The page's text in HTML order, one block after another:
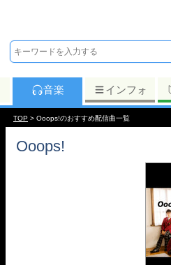
音楽 インフォ
TOP > Ooops!のおすすめ配信曲一覧
Ooops!